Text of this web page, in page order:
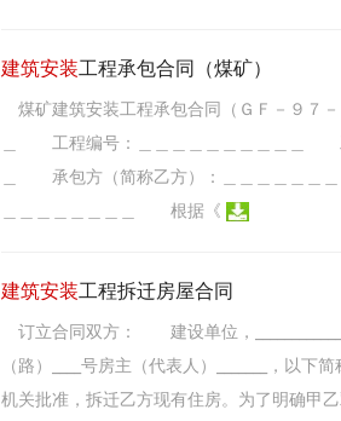
建筑安装工程承包合同（煤矿）
煤矿建筑安装工程承包合同（ＧＦ－９
＿ 工程编号：＿＿＿＿＿＿＿＿＿＿
＿ 承包方（简称乙方）：＿＿＿＿＿＿
＿＿＿＿＿＿＿＿ 根据《
建筑安装工程拆迁房屋合同
订立合同双方： 建设单位，
（路）____号房主（代表人）_______，以
机关批准，拆迁乙方现有住房。为了明确甲